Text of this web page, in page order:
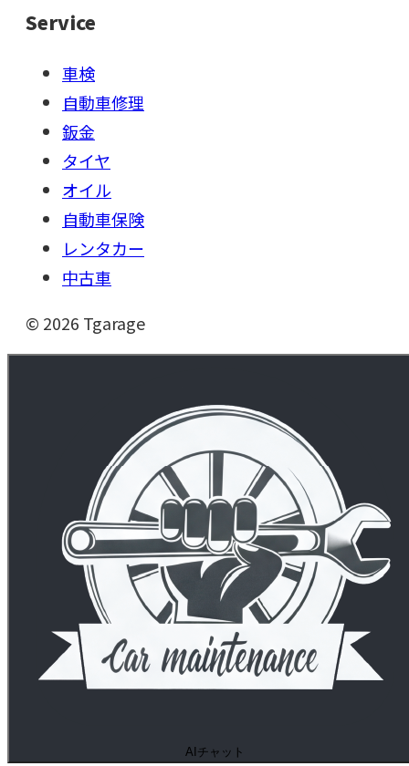
Service
車検
自動車修理
鈑金
タイヤ
オイル
自動車保険
レンタカー
中古車
© 2026 Tgarage
AIチャット